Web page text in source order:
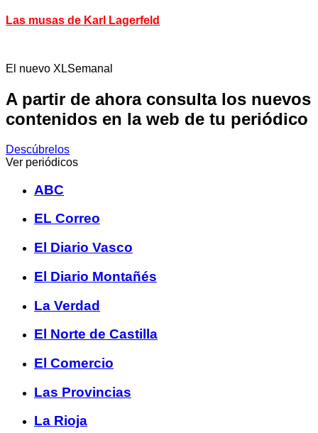
Las musas de Karl Lagerfeld
El nuevo XLSemanal
A partir de ahora consulta los nuevos
contenidos en la web de tu periódico
Descúbrelos
Ver periódicos
ABC
EL Correo
El Diario Vasco
El Diario Montañés
La Verdad
El Norte de Castilla
El Comercio
Las Provincias
La Rioja